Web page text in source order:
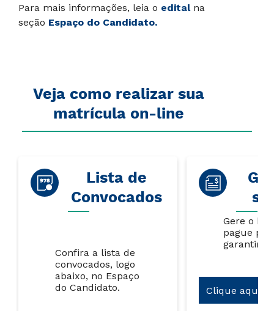
Para mais informações, leia o editalna
seção Espaço do Candidato.
Veja como realizar sua
matrícula on-line
Lista de
Convocados
Confira a lista de
convocados, logo
abaixo, no Espaço
do Candidato.
Gere o
pague
garantir
Clique aqui